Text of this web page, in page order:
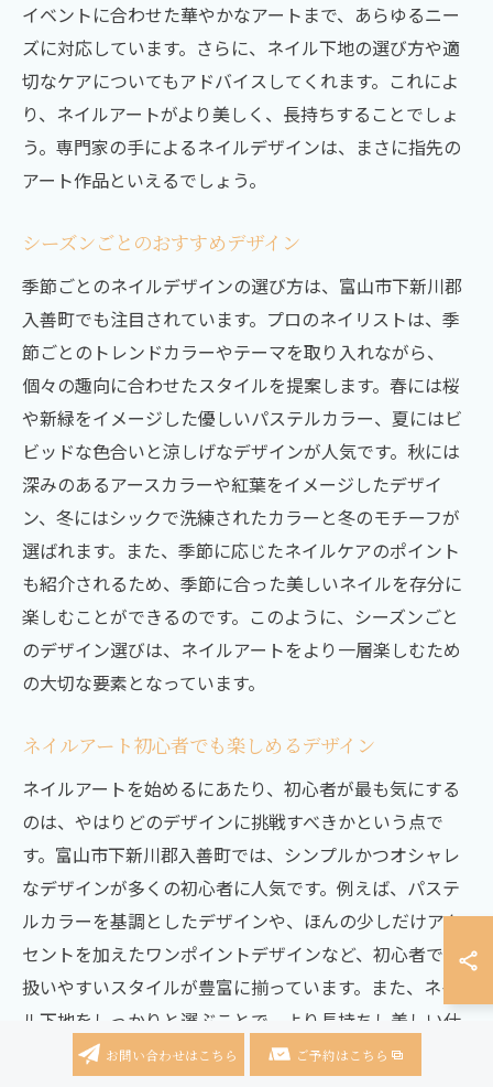
イベントに合わせた華やかなアートまで、あらゆるニー
ズに対応しています。さらに、ネイル下地の選び方や適
切なケアについてもアドバイスしてくれます。これによ
り、ネイルアートがより美しく、長持ちすることでしょ
う。専門家の手によるネイルデザインは、まさに指先の
アート作品といえるでしょう。
シーズンごとのおすすめデザイン
季節ごとのネイルデザインの選び方は、富山市下新川郡
入善町でも注目されています。プロのネイリストは、季
節ごとのトレンドカラーやテーマを取り入れながら、
個々の趣向に合わせたスタイルを提案します。春には桜
や新緑をイメージした優しいパステルカラー、夏にはビ
ビッドな色合いと涼しげなデザインが人気です。秋には
深みのあるアースカラーや紅葉をイメージしたデザイ
ン、冬にはシックで洗練されたカラーと冬のモチーフが
選ばれます。また、季節に応じたネイルケアのポイント
も紹介されるため、季節に合った美しいネイルを存分に
楽しむことができるのです。このように、シーズンごと
のデザイン選びは、ネイルアートをより一層楽しむため
の大切な要素となっています。
ネイルアート初心者でも楽しめるデザイン
ネイルアートを始めるにあたり、初心者が最も気にする
のは、やはりどのデザインに挑戦すべきかという点で
す。富山市下新川郡入善町では、シンプルかつオシャレ
なデザインが多くの初心者に人気です。例えば、パステ
ルカラーを基調としたデザインや、ほんの少しだけアク
セントを加えたワンポイントデザインなど、初心者でも
扱いやすいスタイルが豊富に揃っています。また、ネイ
ル下地をしっかりと選ぶことで、より長持ちし美しい仕
上がりを楽しむことが可能です。専門家が丁寧にアドバ
お問い合わせはこちら ご予約はこちら